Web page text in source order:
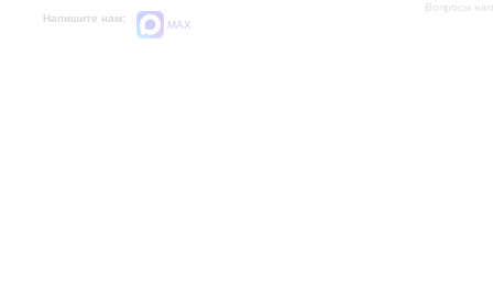
Напишите нам:
MAX
Вопросы